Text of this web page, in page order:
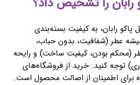
رابان، به کیفیت بسته‌بندی
عطر (شفافیت، بدون حباب،
(محکم بودن، کیفیت ساخت) و رایحه
توجه کنید. خرید از فروشگاه‌های
برای اطمینان از اصالت محصول است.